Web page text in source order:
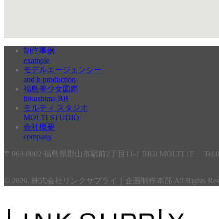
制作事例
example
モデルエージェンシー
and b production
福島美少女図鑑
fukushima BB
モルティ スタジオ
MOLTI STUDIO
会社概要
company
〒963-8002 福島県郡山市駅前2丁目11-1 BIGi MOLTI 1F
© 2026. 株式会社リンクサプライ｜企画制作本部 All Rights